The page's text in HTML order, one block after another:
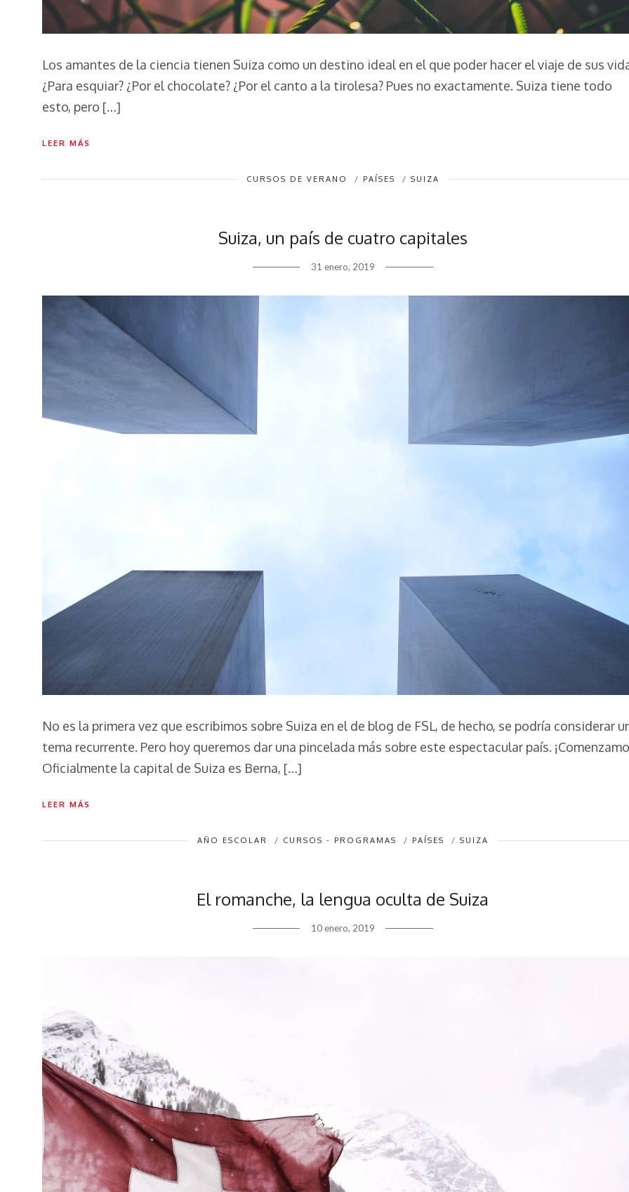
Los amantes de la ciencia tienen Suiza como un destino ideal en el que poder hacer el viaje de sus
¿Para esquiar? ¿Por el chocolate? ¿Por el canto a la tirolesa? Pues no exactamente. Suiza tiene todo
esto, pero […]
LEER MÁS
CURSOS DE VERANO / PAÍSES / SUIZA
Suiza, un país de cuatro capitales
31 enero, 2019
No es la primera vez que escribimos sobre Suiza en el de blog de FSL, de hecho, se podría considerar
tema recurrente. Pero hoy queremos dar una pincelada más sobre este espectacular país.
Oficialmente la capital de Suiza es Berna, […]
LEER MÁS
AÑO ESCOLAR / CURSOS - PROGRAMAS / PAÍSES / SUIZA
El romanche, la lengua oculta de Suiza
10 enero, 2019